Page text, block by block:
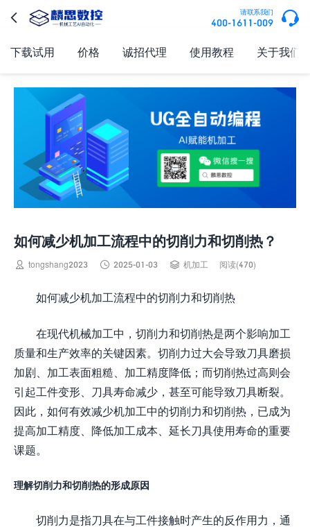
 请联系我们
400-1611-009 
下载试用 价格 诚招代理 使用教程 关于我们
如何减少机加工流程中的切削力和切削热？
 tongshang2023  2025-01-03  机加工 阅读(470)
如何减少机加工流程中的切削力和切削热
在现代机械加工中，切削力和切削热是两个影响加工
质量和生产效率的关键因素。切削力过大会导致刀具磨损
加剧、加工表面粗糙、加工精度降低；而切削热过高则会
引起工件变形、刀具寿命减少，甚至可能导致刀具断裂。
因此，如何有效减少机加工中的切削力和切削热，已成为
提高加工精度、降低加工成本、延长刀具使用寿命的重要
课题。
理解切削力和切削热的形成原因
切削力是指刀具在与工件接触时产生的反作用力，通